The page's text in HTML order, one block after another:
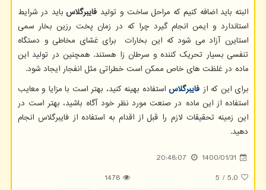
البته باید اضافه کنیم که مراحل ساخت و تولید فایبرگلاس باید در شرایط
استاندارد و ایمن انجام گیرد چرا که در زمان پخت رزین بخار سمی
استایرن آزاد می شود که این بخارات برای غشای مخاطی و دستگاه
تنفسی بسیار تحریک کننده و سرطان زا هستند. همچنین در تولید این
ماده در غلظت های خاص ممکن است خطراتی مثل انفجار ایجاد شود.
برای این که از فایبرگلاساستفاده بهینه کنید، بهتر است با مزایا و معایب
استفاده از این ماده در صنعت مورد نظر خود آگاه باشید، بهتر است در
این زمینه تحقیقات لازم را قبل از اقدام به استفاده از فایبرگلاس انجام
دهید.
1400/01/31
20:48:07
5.0
/
5
1478